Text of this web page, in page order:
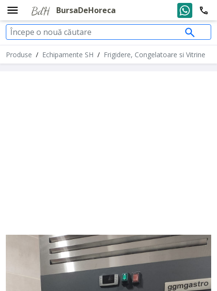
BursaDeHoreca
Produse / Echipamente SH / Frigidere, Congelatoare si Vitrine